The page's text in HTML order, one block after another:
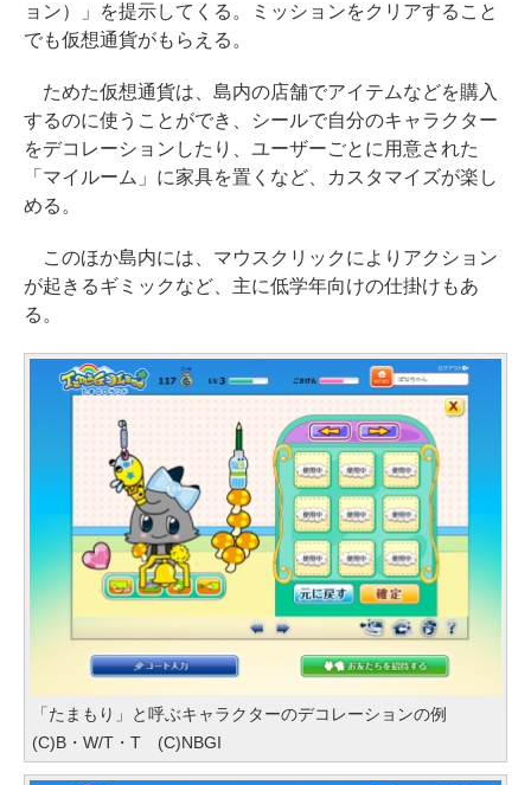
ョン）」を提示してくる。ミッションをクリアすること
でも仮想通貨がもらえる。
ためた仮想通貨は、島内の店舗でアイテムなどを購入
するのに使うことができ、シールで自分のキャラクター
をデコレーションしたり、ユーザーごとに用意された
「マイルーム」に家具を置くなど、カスタマイズが楽し
める。
このほか島内には、マウスクリックによりアクション
が起きるギミックなど、主に低学年向けの仕掛けもあ
る。
「たまもり」と呼ぶキャラクターのデコレーションの例
(C)B・W/T・T (C)NBGI